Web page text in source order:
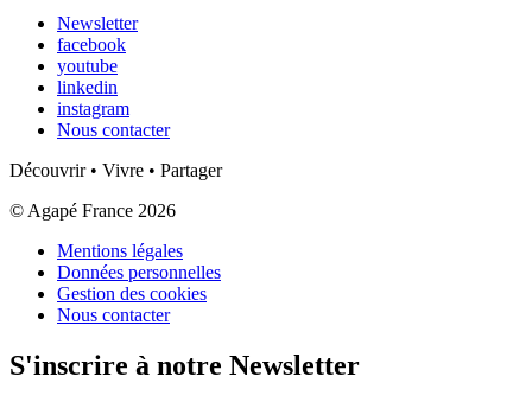
Newsletter
facebook
youtube
linkedin
instagram
Nous contacter
Découvrir • Vivre • Partager
© Agapé France 2026
Mentions légales
Données personnelles
Gestion des cookies
Nous contacter
S'inscrire à notre Newsletter